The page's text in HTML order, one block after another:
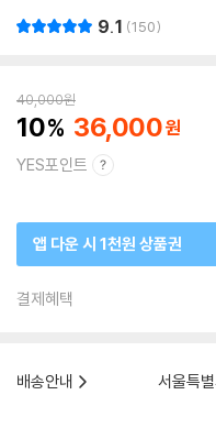
9.1 150
40,000원
10 36,000
YES포인트
앱 다운 시 1천원 상품권
결제혜택
배송안내
서울특